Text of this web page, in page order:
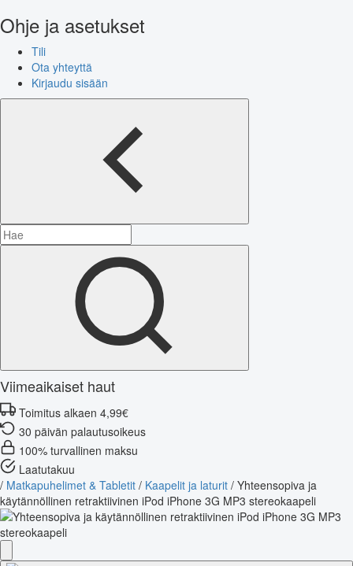
Ohje ja asetukset
Tili
Ota yhteyttä
Kirjaudu sisään
Viimeaikaiset haut
Toimitus alkaen 4,99€
30 päivän palautusoikeus
100% turvallinen maksu
Laatutakuu
/ Matkapuhelimet & Tabletit / Kaapelit ja laturit / Yhteensopiva ja
käytännöllinen retraktiivinen iPod iPhone 3G MP3 stereokaapeli